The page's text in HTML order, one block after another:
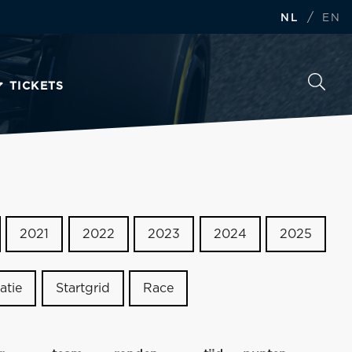
NL / EN
TICKETS
2021 2022 2023 2024 2025
Startgrid Race